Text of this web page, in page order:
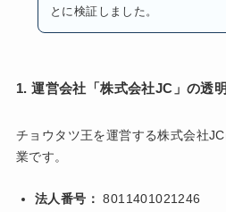
とに検証しました。
1. 運営会社「株式会社JC」の透
チョウタツ王を運営する株式会社
業です。
法人番号： 8011401021246